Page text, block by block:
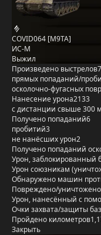
COVID064 [M9TA]
ИС-М
Выжил
Произведено выстрелов7
прямых попаданий/
осколочно-фугасных
Нанесение урона2133
с дистанции свыше 300 м
Получено попаданий6
пробитий3
не нанёсших урон2
Получено попаданий
Урон, заблокированный
Урон союзникам
Обнаружено машин
Повреждено/
Урон, нанесённый с
Очки захвата/защиты
Пройдено километров
Закрыть